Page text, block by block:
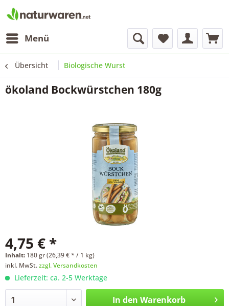
Menü
Übersicht Biologische Wurst
ökoland Bockwürstchen 180g
4,75 € *
Inhalt: 180 gr (26,39 € * / 1 kg)
inkl. MwSt.zzgl. Versandkosten
Lieferzeit: ca. 2-5 Werktage
In den Warenkorb